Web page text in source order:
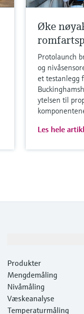
Øke
Protolaunch
og
et testanlegg
ytelsen til
Les hele
Produkter
Mengdemåling
Nivåmåling
Væskeanalyse
Temperaturmåling